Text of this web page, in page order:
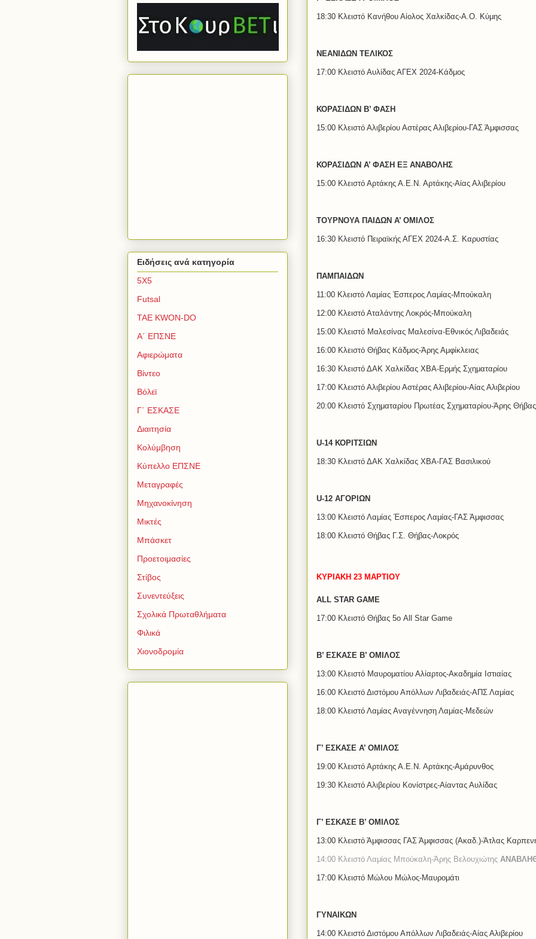
18:30 Κλειστό Κανήθου Αίολος Χαλκίδας-Α.Ο. Κύμης
ΝΕΑΝΙΔΩΝ ΤΕΛΙΚΟΣ
17:00 Κλειστό Αυλίδας ΑΓΕΧ 2024-Κάδμος
ΚΟΡΑΣΙΔΩΝ Β’ ΦΑΣΗ
15:00 Κλειστό Αλιβερίου Αστέρας Αλιβερίου-ΓΑΣ Άμφισσας
ΚΟΡΑΣΙΔΩΝ Α’ ΦΑΣΗ ΕΞ ΑΝΑΒΟΛΗΣ
15:00 Κλειστό Αρτάκης Α.Ε.Ν. Αρτάκης-Αίας Αλιβερίου
ΤΟΥΡΝΟΥΑ ΠΑΙΔΩΝ Α’ ΟΜΙΛΟΣ
16:30 Κλειστό Πειραϊκής ΑΓΕΧ 2024-Α.Σ. Καρυστίας
ΠΑΜΠΑΙΔΩΝ
11:00 Κλειστό Λαμίας Έσπερος Λαμίας-Μπούκαλη
12:00 Κλειστό Αταλάντης Λοκρός-Μπούκαλη
15:00 Κλειστό Μαλεσίνας Μαλεσίνα-Εθνικός Λιβαδειάς
16:00 Κλειστό Θήβας Κάδμος-Άρης Αμφίκλειας
16:30 Κλειστό ΔΑΚ Χαλκίδας ΧΒΑ-Ερμής Σχηματαρίου
17:00 Κλειστό Αλιβερίου Αστέρας Αλιβερίου-Αίας Αλιβερίου
20:00 Κλειστό Σχηματαρίου Πρωτέας Σχηματαρίου-Άρης Θήβας
U-14 ΚΟΡΙΤΣΙΩΝ
18:30 Κλειστό ΔΑΚ Χαλκίδας ΧΒΑ-ΓΑΣ Βασιλικού
U-12 ΑΓΟΡΙΩΝ
13:00 Κλειστό Λαμίας Έσπερος Λαμίας-ΓΑΣ Άμφισσας
18:00 Κλειστό Θήβας Γ.Σ. Θήβας-Λοκρός
ΚΥΡΙΑΚΗ 23 ΜΑΡΤΙΟΥ
ALL STAR GAME
17:00 Κλειστό Θήβας 5ο All Star Game
Β’ ΕΣΚΑΣΕ Β’ ΟΜΙΛΟΣ
13:00 Κλειστό Μαυροματίου Αλίαρτος-Ακαδημία Ιστιαίας
16:00 Κλειστό Διστόμου Απόλλων Λιβαδειάς-ΑΠΣ Λαμίας
18:00 Κλειστό Λαμίας Αναγέννηση Λαμίας-Μεδεών
Γ’ ΕΣΚΑΣΕ Α’ ΟΜΙΛΟΣ
19:00 Κλειστό Αρτάκης Α.Ε.Ν. Αρτάκης-Αμάρυνθος
19:30 Κλειστό Αλιβερίου Κονίστρες-Αίαντας Αυλίδας
Γ’ ΕΣΚΑΣΕ Β’ ΟΜΙΛΟΣ
13:00 Κλειστό Άμφισσας ΓΑΣ Άμφισσας (Ακαδ.)-Άτλας
14:00 Κλειστό Λαμίας Μπούκαλη-Άρης Βελουχιώτης
17:00 Κλειστό Μώλου Μώλος-Μαυρομάτι
ΓΥΝΑΙΚΩΝ
14:00 Κλειστό Διστόμου Απόλλων Λιβαδειάς-Αίας Αλιβερίου
Ειδήσεις ανά κατηγορία
5Χ5
Futsal
TAE KWON-DO
Α΄ ΕΠΣΝΕ
Αφιερώματα
Βίντεο
Βόλεϊ
Γ΄ ΕΣΚΑΣΕ
Διαιτησία
Κολύμβηση
Κύπελλο ΕΠΣΝΕ
Μεταγραφές
Μηχανοκίνηση
Μικτές
Μπάσκετ
Προετοιμασίες
Στίβος
Συνεντεύξεις
Σχολικά Πρωταθλήματα
Φιλικά
Χιονοδρομία